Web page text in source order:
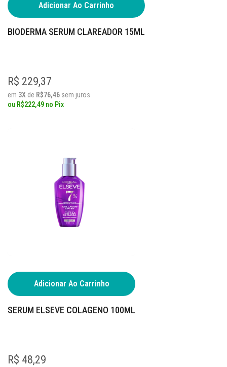
Adicionar Ao Carrinho
BIODERMA SERUM CLAREADOR 15ML
R$ 229,37
em 3X de R$76,46 sem juros
ou R$222,49 no Pix
Adicionar Ao Carrinho
SERUM ELSEVE COLAGENO 100ML
R$ 48,29